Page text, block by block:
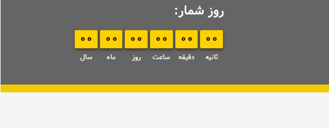
روز شمار:
00
سال
00
ماه
00
روز
00
ساعت
00
دقیقه
00
ثانیه